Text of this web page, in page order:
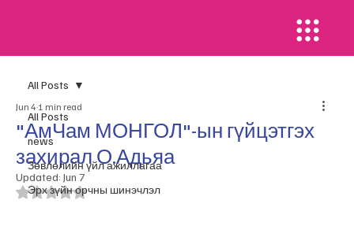
All Posts
news
​Зөвлөлийн үйл ажиллагаа
Эрх зүйн орчны шинэчлэл
All Posts
"АмЧам МОНГОЛ"-ын гүйцэтгэх
захирал О.Адьяа
Jun 4 1 min read
Updated: Jun 7
Rated NaN out of 5 stars.